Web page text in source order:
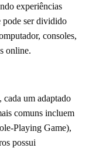
experiências
pode ser dividido
consoles,
online.
um adaptado
comuns incluem
Playing Game),
possui